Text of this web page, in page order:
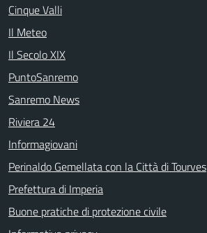
Cinque Valli
Il Meteo
Il Secolo XIX
PuntoSanremo
Sanremo News
Riviera 24
Informagiovani
Perinaldo Gemellata con la Città di Tourves
Prefettura di Imperia
Buone pratiche di protezione civile